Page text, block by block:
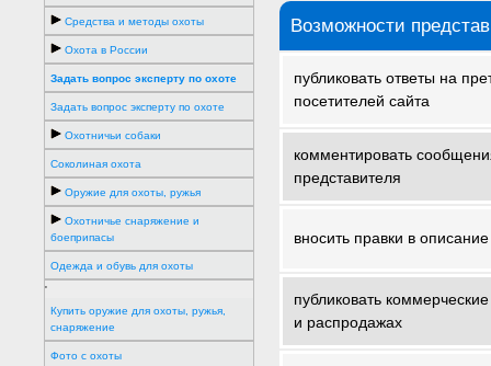
Средства и методы охоты
Охота в России
Задать вопрос эксперту по охоте
Задать вопрос эксперту по охоте
Охотничьи собаки
Соколиная охота
Оружие для охоты, ружья
Охотничье снаряжение и
боеприпасы
Одежда и обувь для охоты
'
Купить оружие для охоты, ружья,
снаряжение
Фото с охоты
Возможности
публиковать ответы на
посетителей сайта
комментировать
представителя
вносить правки в
публиковать
и распродажах